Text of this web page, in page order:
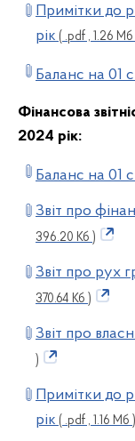
Примітки до
рік ( .pdf , 1.26 Мб
Баланс на 01
Фінансова
2024 рік:
Баланс на 01
Звіт про
396.20 Кб )
Звіт про рух
370.64 Кб )
Звіт про
)
Примітки до
рік ( .pdf , 1.16 Мб )